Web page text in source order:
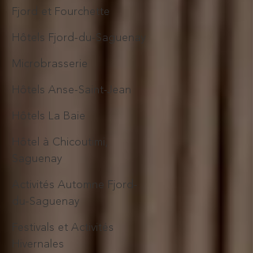
Fjord et Fourchette
Hôtels Fjord-du-Saguenay
Microbrasserie
Hôtels Anse-Saint-Jean
Hôtels La Baie
Hôtel à Chicoutimi,
Saguenay
Activités Automne Fjord-
du-Saguenay
Festivals et Activités
Hivernales